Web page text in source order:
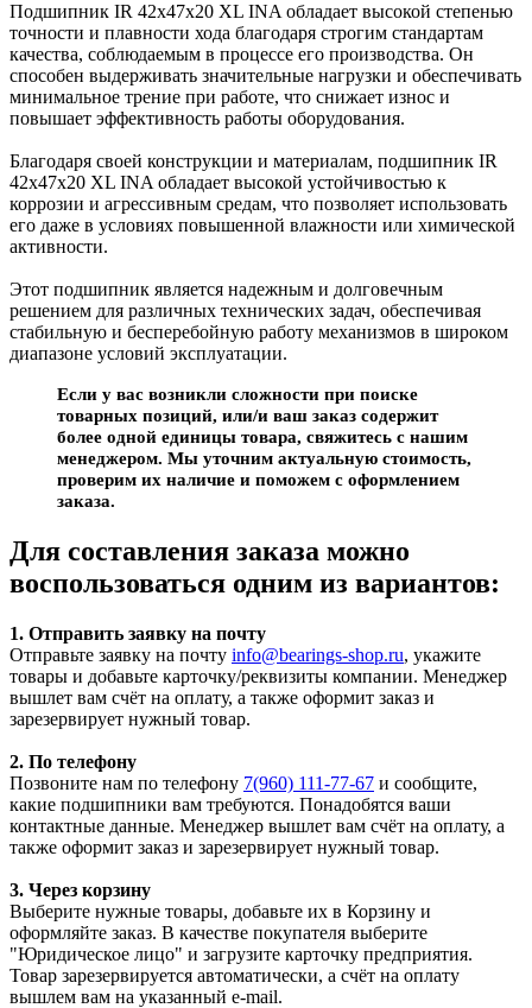
Подшипник IR 42x47x20 XL INA обладает высокой степенью
точности и плавности хода благодаря строгим стандартам
качества, соблюдаемым в процессе его производства. Он
способен выдерживать значительные нагрузки и обеспечивать
минимальное трение при работе, что снижает износ и
повышает эффективность работы оборудования.
Благодаря своей конструкции и материалам, подшипник IR
42x47x20 XL INA обладает высокой устойчивостью к
коррозии и агрессивным средам, что позволяет использовать
его даже в условиях повышенной влажности или химической
активности.
Этот подшипник является надежным и долговечным
решением для различных технических задач, обеспечивая
стабильную и бесперебойную работу механизмов в широком
диапазоне условий эксплуатации.
Если у вас возникли сложности при поиске
товарных позиций, или/и ваш заказ содержит
более одной единицы товара, свяжитесь с нашим
менеджером. Мы уточним актуальную стоимость,
проверим их наличие и поможем с оформлением
заказа.
Для составления заказа можно
воспользоваться одним из вариантов:
1. Отправить заявку на почту
Отправьте заявку на почту info@bearings-shop.ru, укажите
товары и добавьте карточку/реквизиты компании. Менеджер
вышлет вам счёт на оплату, а также оформит заказ и
зарезервирует нужный товар.
2. По телефону
Позвоните нам по телефону 7(960) 111-77-67 и сообщите,
какие подшипники вам требуются. Понадобятся ваши
контактные данные. Менеджер вышлет вам счёт на оплату, а
также оформит заказ и зарезервирует нужный товар.
3. Через корзину
Выберите нужные товары, добавьте их в Корзину и
оформляйте заказ. В качестве покупателя выберите
"Юридическое лицо" и загрузите карточку предприятия.
Товар зарезервируется автоматически, а счёт на оплату
вышлем вам на указанный e-mail.